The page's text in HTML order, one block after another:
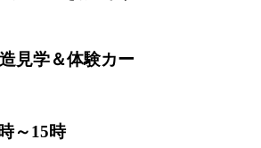
見学＆体験カー
～15時